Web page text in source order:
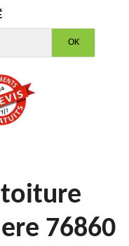
76860